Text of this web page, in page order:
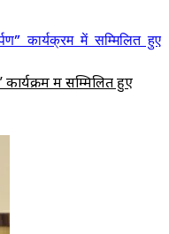
में सम्मिलित हुए